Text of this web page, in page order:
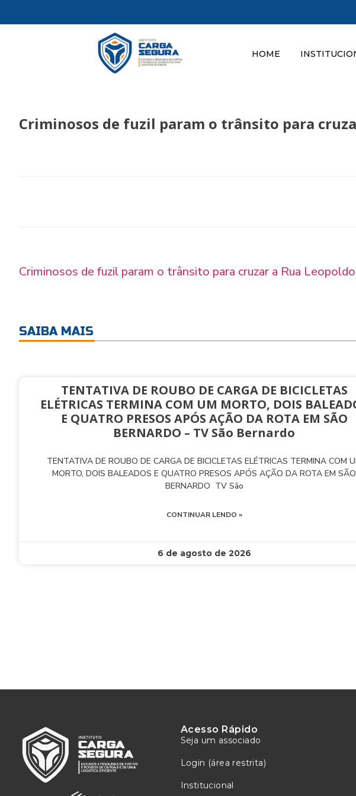
HOME
Criminosos de fuzil param o trânsito para
Criminosos de fuzil param o trânsito para cruzar a Rua
SAIBA MAIS
TENTATIVA DE ROUBO DE CARGA DE BICICLETAS
ELÉTRICAS TERMINA COM UM MORTO, DOIS
E QUATRO PRESOS APÓS AÇÃO DA ROTA EM SÃO
BERNARDO – TV São Bernardo
TENTATIVA DE ROUBO DE CARGA DE BICICLETAS ELÉTRICAS TERMINA COM
MORTO, DOIS BALEADOS E QUATRO PRESOS APÓS AÇÃO DA ROTA EM SÃO
BERNARDO TV São
CONTINUAR LENDO »
6 de agosto de 2026
Acesso Rápido
Seja um associado
Login (área restrita)
Institucional